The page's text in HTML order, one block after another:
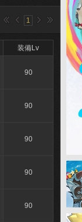
1
装備Lv
90
90
90
90
90